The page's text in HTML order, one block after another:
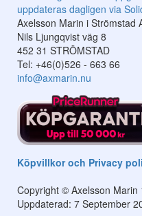
Axelsson Marin i Strömstad
Nils Ljungqvist väg 8
452 31 STRÖMSTAD
Tel: +46(0)526 - 663 66
info@axmarin.nu
Köpvillkor och Privacy
Copyright © Axelsson Marin
Uppdaterad: 7 September